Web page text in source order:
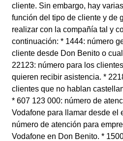
cliente. Sin embargo, hay
función del tipo de cliente y de
realizar con la compañía tal y
continuación: * 1444: número
cliente desde Don Benito o
22123: número para los
quieren recibir asistencia. *
clientes que no hablan
* 607 123 000: número de
Vodafone para llamar desde el
número de atención para
Vodafone en Don Benito. *